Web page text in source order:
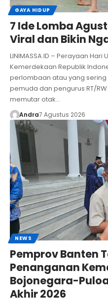
GAYA HIDUP
7 Ide Lomba
Viral dan Bikin
LINIMASSA.ID – Perayaan Hari
Kemerdekaan Republik
perlombaan atau yang
pemuda dan pengurus RT/
memutar otak…
Andra7 Agustus 2026
NEWS
Pemprov Banten
Penanganan
Bojonegara-
Akhir 2026